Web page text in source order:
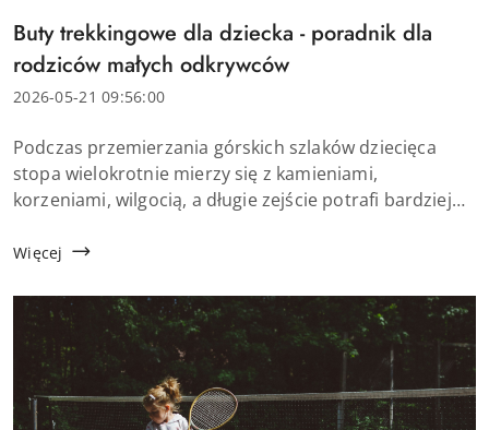
Tytuł
artykułu:
Buty trekkingowe dla dziecka - poradnik dla
rodziców małych odkrywców
Data
2026-05-21 09:56:00
Treść
artykułu:
Podczas przemierzania górskich szlaków dziecięca
stopa wielokrotnie mierzy się z kamieniami,
korzeniami, wilgocią, a długie zejście potrafi bardziej
z myślą o szkole czy placu zabaw mogą ...
Więcej